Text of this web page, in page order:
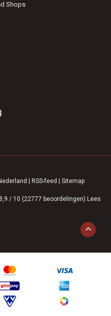
Shops
RSS-feed Sitemap
8,9 / 10 (22777 beoordelingen) Lees